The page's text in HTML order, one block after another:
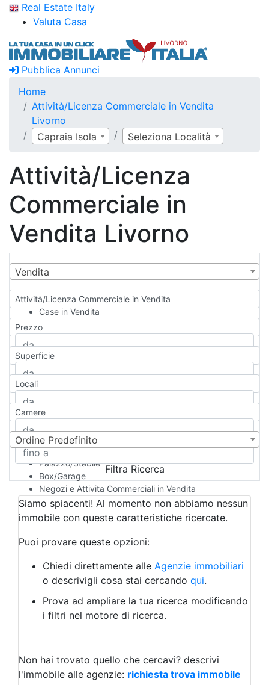
Real Estate Italy
Valuta Casa
Pubblica Annunci
Home
Attività/Licenza Commerciale in Vendita
Livorno
Capraia Isola
Seleziona Località
Attività/Licenza
Commerciale in
Vendita Livorno
Vendita
Attività/Licenza Commerciale in Vendita
Case in Vendita
Qualsiasi
Appartamento
Casa indipendente
Casa Semi-indipendente
Attico/Mansarda
Rustico/Casale
Camera d'Albergo
Multiproprietà
Palazzo/Stabile
Box/Garage
Negozi e Attivita Commerciali in Vendita
Qualsiasi
Attività/Licenza Commerciale
Azienda Agricola
Bar/Ristorante
Albergo
Laboratorio Artigianale
Negozio/locale commerciale
Agriturismo
Magazzini
Qualsiasi
Terreno edificabile
Prezzo
Superficie
Locali
Camere
Ordine Predefinito
Filtra Ricerca
Siamo spiacenti! Al momento non abbiamo nessun
immobile con queste caratteristiche ricercate.
Puoi provare queste opzioni:
Chiedi direttamente alle Agenzie immobiliari
o descrivigli cosa stai cercando qui.
Prova ad ampliare la tua ricerca modificando
i filtri nel motore di ricerca.
Non hai trovato quello che cercavi? descrivi
l'immobile alle agenzie: richiesta trova immobile